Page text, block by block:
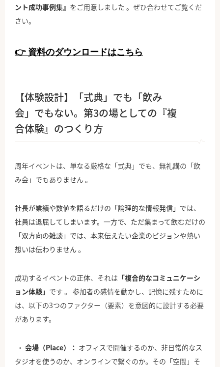
ント成功事例集』 をご用意しました 。ぜひ合わせてご覧くだ
さい。
👉 資料のダウンロードはこちら
【体験設計】「式典」でも「飲み
会」でもない。第3の場としての『複
合体験』のつくり方
周年イベントは、単なる厳格な「式典」でも、無礼講の「飲
み会」でもありません 。
社長が業績や数値を語るだけの「論理的な情報発信」では、
社員は退屈してしまいます。一方で、ただ集まって飲むだけの
「双方向の雑談」では、本来伝えたい企業のビジョンや熱い
想いは伝わりません 。
成功するイベントの正体、それは 「複合的なコミュニケーシ
ョン体験」 です 。 参加者の感情を動かし、記憶に残すために
は、以下の3つのファクター（要素）を意図的に設計する必要
があります。
会場（Place）： オフィスで開催するのか、非日常的なス
タジオを使うのか、オンラインで繋ぐのか。その「空間」そ